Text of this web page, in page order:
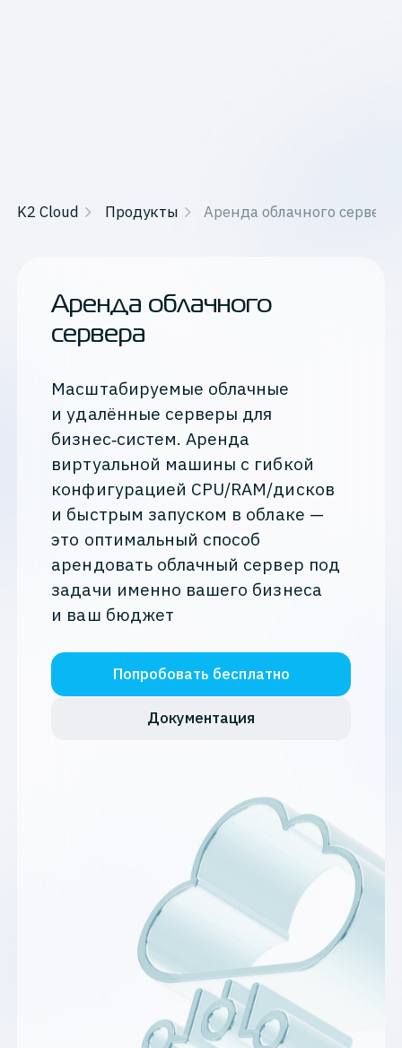
K2 Cloud Продукты Аренда облачного сервера
Аренда облачного
сервера
Масштабируемые облачные
и удалённые серверы для
бизнес‑систем. Аренда
виртуальной машины с гибкой
конфигурацией CPU/RAM/дисков
и быстрым запуском в облаке —
это оптимальный способ
арендовать облачный сервер под
задачи именно вашего бизнеса
и ваш бюджет
Попробовать бесплатно
Документация